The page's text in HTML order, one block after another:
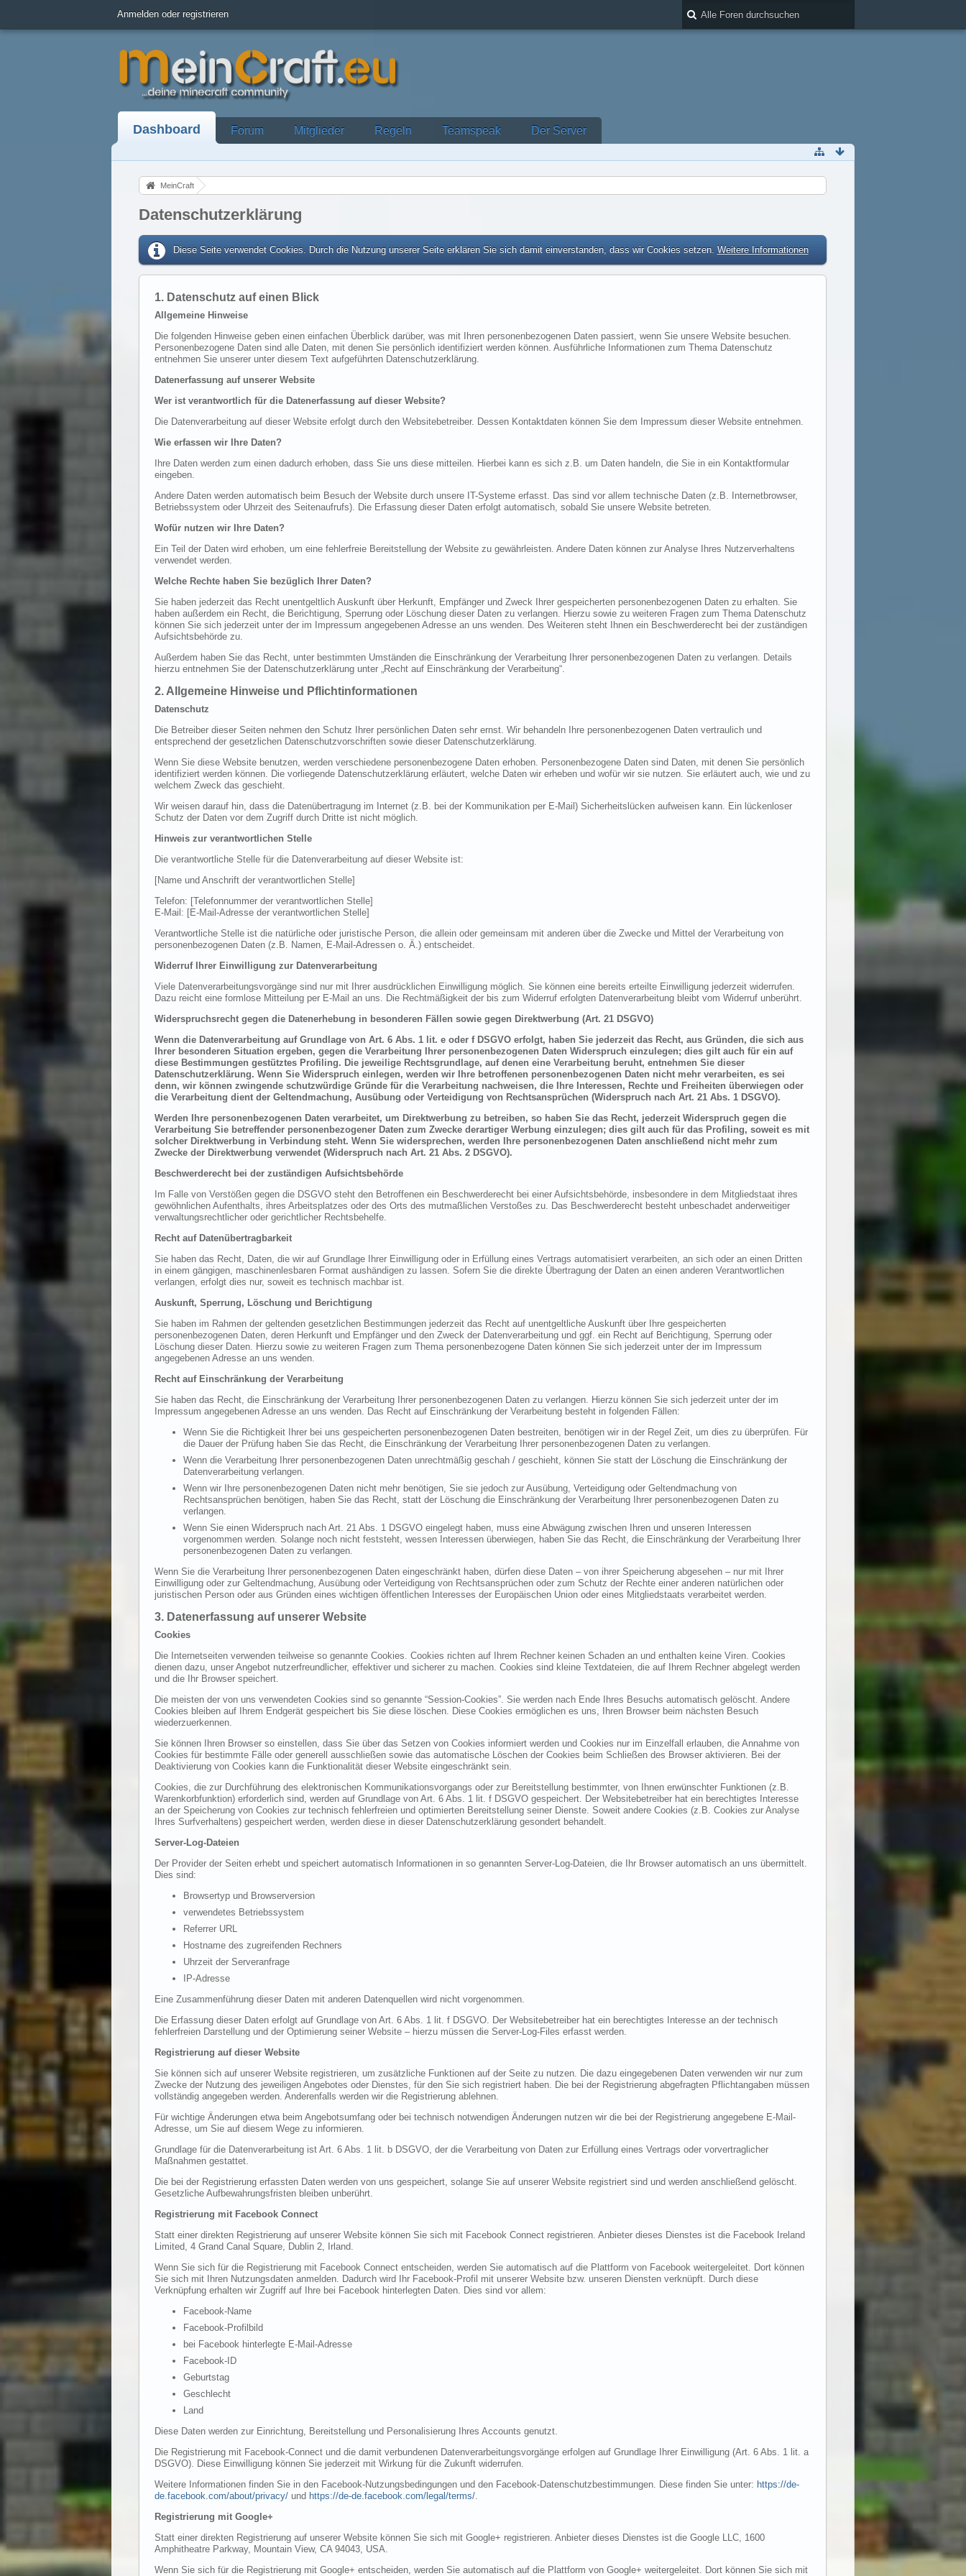
Anmelden oder registrieren
Dashboard Forum Mitglieder Regeln Teamspeak Der Server
MeinCraft
Datenschutzerklärung
Diese Seite verwendet Cookies. Durch die Nutzung unserer Seite erklären Sie sich damit einverstanden, dass wir Cookies setzen. Weitere Informationen
1. Datenschutz auf einen Blick
Allgemeine Hinweise
Die folgenden Hinweise geben einen einfachen Überblick darüber, was mit Ihren personenbezogenen Daten passiert, wenn Sie unsere Website besuchen.
Personenbezogene Daten sind alle Daten, mit denen Sie persönlich identifiziert werden können. Ausführliche Informationen zum Thema Datenschutz
entnehmen Sie unserer unter diesem Text aufgeführten Datenschutzerklärung.
Datenerfassung auf unserer Website
Wer ist verantwortlich für die Datenerfassung auf dieser Website?
Die Datenverarbeitung auf dieser Website erfolgt durch den Websitebetreiber. Dessen Kontaktdaten können Sie dem Impressum dieser Website entnehmen.
Wie erfassen wir Ihre Daten?
Ihre Daten werden zum einen dadurch erhoben, dass Sie uns diese mitteilen. Hierbei kann es sich z.B. um Daten handeln, die Sie in ein Kontaktformular
eingeben.
Andere Daten werden automatisch beim Besuch der Website durch unsere IT-Systeme erfasst. Das sind vor allem technische Daten (z.B. Internetbrowser,
Betriebssystem oder Uhrzeit des Seitenaufrufs). Die Erfassung dieser Daten erfolgt automatisch, sobald Sie unsere Website betreten.
Wofür nutzen wir Ihre Daten?
Ein Teil der Daten wird erhoben, um eine fehlerfreie Bereitstellung der Website zu gewährleisten. Andere Daten können zur Analyse Ihres Nutzerverhaltens
verwendet werden.
Welche Rechte haben Sie bezüglich Ihrer Daten?
Sie haben jederzeit das Recht unentgeltlich Auskunft über Herkunft, Empfänger und Zweck Ihrer gespeicherten personenbezogenen Daten zu erhalten. Sie
haben außerdem ein Recht, die Berichtigung, Sperrung oder Löschung dieser Daten zu verlangen. Hierzu sowie zu weiteren Fragen zum Thema Datenschutz
können Sie sich jederzeit unter der im Impressum angegebenen Adresse an uns wenden. Des Weiteren steht Ihnen ein Beschwerderecht bei der zuständigen
Aufsichtsbehörde zu.
Außerdem haben Sie das Recht, unter bestimmten Umständen die Einschränkung der Verarbeitung Ihrer personenbezogenen Daten zu verlangen. Details
hierzu entnehmen Sie der Datenschutzerklärung unter „Recht auf Einschränkung der Verarbeitung“.
2. Allgemeine Hinweise und Pflichtinformationen
Datenschutz
Die Betreiber dieser Seiten nehmen den Schutz Ihrer persönlichen Daten sehr ernst. Wir behandeln Ihre personenbezogenen Daten vertraulich und
entsprechend der gesetzlichen Datenschutzvorschriften sowie dieser Datenschutzerklärung.
Wenn Sie diese Website benutzen, werden verschiedene personenbezogene Daten erhoben. Personenbezogene Daten sind Daten, mit denen Sie persönlich
identifiziert werden können. Die vorliegende Datenschutzerklärung erläutert, welche Daten wir erheben und wofür wir sie nutzen. Sie erläutert auch, wie und zu
welchem Zweck das geschieht.
Wir weisen darauf hin, dass die Datenübertragung im Internet (z.B. bei der Kommunikation per E-Mail) Sicherheitslücken aufweisen kann. Ein lückenloser
Schutz der Daten vor dem Zugriff durch Dritte ist nicht möglich.
Hinweis zur verantwortlichen Stelle
Die verantwortliche Stelle für die Datenverarbeitung auf dieser Website ist:
[Name und Anschrift der verantwortlichen Stelle]
Telefon: [Telefonnummer der verantwortlichen Stelle]
E-Mail: [E-Mail-Adresse der verantwortlichen Stelle]
Verantwortliche Stelle ist die natürliche oder juristische Person, die allein oder gemeinsam mit anderen über die Zwecke und Mittel der Verarbeitung von
personenbezogenen Daten (z.B. Namen, E-Mail-Adressen o. Ä.) entscheidet.
Widerruf Ihrer Einwilligung zur Datenverarbeitung
Viele Datenverarbeitungsvorgänge sind nur mit Ihrer ausdrücklichen Einwilligung möglich. Sie können eine bereits erteilte Einwilligung jederzeit widerrufen.
Dazu reicht eine formlose Mitteilung per E-Mail an uns. Die Rechtmäßigkeit der bis zum Widerruf erfolgten Datenverarbeitung bleibt vom Widerruf unberührt.
Widerspruchsrecht gegen die Datenerhebung in besonderen Fällen sowie gegen Direktwerbung (Art. 21 DSGVO)
Wenn die Datenverarbeitung auf Grundlage von Art. 6 Abs. 1 lit. e oder f DSGVO erfolgt, haben Sie jederzeit das Recht, aus Gründen, die sich aus
Ihrer besonderen Situation ergeben, gegen die Verarbeitung Ihrer personenbezogenen Daten Widerspruch einzulegen; dies gilt auch für ein auf
diese Bestimmungen gestütztes Profiling. Die jeweilige Rechtsgrundlage, auf denen eine Verarbeitung beruht, entnehmen Sie dieser
Datenschutzerklärung. Wenn Sie Widerspruch einlegen, werden wir Ihre betroffenen personenbezogenen Daten nicht mehr verarbeiten, es sei
denn, wir können zwingende schutzwürdige Gründe für die Verarbeitung nachweisen, die Ihre Interessen, Rechte und Freiheiten überwiegen oder
die Verarbeitung dient der Geltendmachung, Ausübung oder Verteidigung von Rechtsansprüchen (Widerspruch nach Art. 21 Abs. 1 DSGVO).
Werden Ihre personenbezogenen Daten verarbeitet, um Direktwerbung zu betreiben, so haben Sie das Recht, jederzeit Widerspruch gegen die
Verarbeitung Sie betreffender personenbezogener Daten zum Zwecke derartiger Werbung einzulegen; dies gilt auch für das Profiling, soweit es mit
solcher Direktwerbung in Verbindung steht. Wenn Sie widersprechen, werden Ihre personenbezogenen Daten anschließend nicht mehr zum
Zwecke der Direktwerbung verwendet (Widerspruch nach Art. 21 Abs. 2 DSGVO).
Beschwerderecht bei der zuständigen Aufsichtsbehörde
Im Falle von Verstößen gegen die DSGVO steht den Betroffenen ein Beschwerderecht bei einer Aufsichtsbehörde, insbesondere in dem Mitgliedstaat ihres
gewöhnlichen Aufenthalts, ihres Arbeitsplatzes oder des Orts des mutmaßlichen Verstoßes zu. Das Beschwerderecht besteht unbeschadet anderweitiger
verwaltungsrechtlicher oder gerichtlicher Rechtsbehelfe.
Recht auf Datenübertragbarkeit
Sie haben das Recht, Daten, die wir auf Grundlage Ihrer Einwilligung oder in Erfüllung eines Vertrags automatisiert verarbeiten, an sich oder an einen Dritten
in einem gängigen, maschinenlesbaren Format aushändigen zu lassen. Sofern Sie die direkte Übertragung der Daten an einen anderen Verantwortlichen
verlangen, erfolgt dies nur, soweit es technisch machbar ist.
Auskunft, Sperrung, Löschung und Berichtigung
Sie haben im Rahmen der geltenden gesetzlichen Bestimmungen jederzeit das Recht auf unentgeltliche Auskunft über Ihre gespeicherten
personenbezogenen Daten, deren Herkunft und Empfänger und den Zweck der Datenverarbeitung und ggf. ein Recht auf Berichtigung, Sperrung oder
Löschung dieser Daten. Hierzu sowie zu weiteren Fragen zum Thema personenbezogene Daten können Sie sich jederzeit unter der im Impressum
angegebenen Adresse an uns wenden.
Recht auf Einschränkung der Verarbeitung
Sie haben das Recht, die Einschränkung der Verarbeitung Ihrer personenbezogenen Daten zu verlangen. Hierzu können Sie sich jederzeit unter der im
Impressum angegebenen Adresse an uns wenden. Das Recht auf Einschränkung der Verarbeitung besteht in folgenden Fällen:
Wenn Sie die Richtigkeit Ihrer bei uns gespeicherten personenbezogenen Daten bestreiten, benötigen wir in der Regel Zeit, um dies zu überprüfen. Für
die Dauer der Prüfung haben Sie das Recht, die Einschränkung der Verarbeitung Ihrer personenbezogenen Daten zu verlangen.
Wenn die Verarbeitung Ihrer personenbezogenen Daten unrechtmäßig geschah / geschieht, können Sie statt der Löschung die Einschränkung der
Datenverarbeitung verlangen.
Wenn wir Ihre personenbezogenen Daten nicht mehr benötigen, Sie sie jedoch zur Ausübung, Verteidigung oder Geltendmachung von
Rechtsansprüchen benötigen, haben Sie das Recht, statt der Löschung die Einschränkung der Verarbeitung Ihrer personenbezogenen Daten zu
verlangen.
Wenn Sie einen Widerspruch nach Art. 21 Abs. 1 DSGVO eingelegt haben, muss eine Abwägung zwischen Ihren und unseren Interessen
vorgenommen werden. Solange noch nicht feststeht, wessen Interessen überwiegen, haben Sie das Recht, die Einschränkung der Verarbeitung Ihrer
personenbezogenen Daten zu verlangen.
Wenn Sie die Verarbeitung Ihrer personenbezogenen Daten eingeschränkt haben, dürfen diese Daten – von ihrer Speicherung abgesehen – nur mit Ihrer
Einwilligung oder zur Geltendmachung, Ausübung oder Verteidigung von Rechtsansprüchen oder zum Schutz der Rechte einer anderen natürlichen oder
juristischen Person oder aus Gründen eines wichtigen öffentlichen Interesses der Europäischen Union oder eines Mitgliedstaats verarbeitet werden.
3. Datenerfassung auf unserer Website
Cookies
Die Internetseiten verwenden teilweise so genannte Cookies. Cookies richten auf Ihrem Rechner keinen Schaden an und enthalten keine Viren. Cookies
dienen dazu, unser Angebot nutzerfreundlicher, effektiver und sicherer zu machen. Cookies sind kleine Textdateien, die auf Ihrem Rechner abgelegt werden
und die Ihr Browser speichert.
Die meisten der von uns verwendeten Cookies sind so genannte “Session-Cookies”. Sie werden nach Ende Ihres Besuchs automatisch gelöscht. Andere
Cookies bleiben auf Ihrem Endgerät gespeichert bis Sie diese löschen. Diese Cookies ermöglichen es uns, Ihren Browser beim nächsten Besuch
wiederzuerkennen.
Sie können Ihren Browser so einstellen, dass Sie über das Setzen von Cookies informiert werden und Cookies nur im Einzelfall erlauben, die Annahme von
Cookies für bestimmte Fälle oder generell ausschließen sowie das automatische Löschen der Cookies beim Schließen des Browser aktivieren. Bei der
Deaktivierung von Cookies kann die Funktionalität dieser Website eingeschränkt sein.
Cookies, die zur Durchführung des elektronischen Kommunikationsvorgangs oder zur Bereitstellung bestimmter, von Ihnen erwünschter Funktionen (z.B.
Warenkorbfunktion) erforderlich sind, werden auf Grundlage von Art. 6 Abs. 1 lit. f DSGVO gespeichert. Der Websitebetreiber hat ein berechtigtes Interesse
an der Speicherung von Cookies zur technisch fehlerfreien und optimierten Bereitstellung seiner Dienste. Soweit andere Cookies (z.B. Cookies zur Analyse
Ihres Surfverhaltens) gespeichert werden, werden diese in dieser Datenschutzerklärung gesondert behandelt.
Server-Log-Dateien
Der Provider der Seiten erhebt und speichert automatisch Informationen in so genannten Server-Log-Dateien, die Ihr Browser automatisch an uns übermittelt.
Dies sind:
Browsertyp und Browserversion
verwendetes Betriebssystem
Referrer URL
Hostname des zugreifenden Rechners
Uhrzeit der Serveranfrage
IP-Adresse
Eine Zusammenführung dieser Daten mit anderen Datenquellen wird nicht vorgenommen.
Die Erfassung dieser Daten erfolgt auf Grundlage von Art. 6 Abs. 1 lit. f DSGVO. Der Websitebetreiber hat ein berechtigtes Interesse an der technisch
fehlerfreien Darstellung und der Optimierung seiner Website – hierzu müssen die Server-Log-Files erfasst werden.
Registrierung auf dieser Website
Sie können sich auf unserer Website registrieren, um zusätzliche Funktionen auf der Seite zu nutzen. Die dazu eingegebenen Daten verwenden wir nur zum
Zwecke der Nutzung des jeweiligen Angebotes oder Dienstes, für den Sie sich registriert haben. Die bei der Registrierung abgefragten Pflichtangaben müssen
vollständig angegeben werden. Anderenfalls werden wir die Registrierung ablehnen.
Für wichtige Änderungen etwa beim Angebotsumfang oder bei technisch notwendigen Änderungen nutzen wir die bei der Registrierung angegebene E-Mail-
Adresse, um Sie auf diesem Wege zu informieren.
Grundlage für die Datenverarbeitung ist Art. 6 Abs. 1 lit. b DSGVO, der die Verarbeitung von Daten zur Erfüllung eines Vertrags oder vorvertraglicher
Maßnahmen gestattet.
Die bei der Registrierung erfassten Daten werden von uns gespeichert, solange Sie auf unserer Website registriert sind und werden anschließend gelöscht.
Gesetzliche Aufbewahrungsfristen bleiben unberührt.
Registrierung mit Facebook Connect
Statt einer direkten Registrierung auf unserer Website können Sie sich mit Facebook Connect registrieren. Anbieter dieses Dienstes ist die Facebook Ireland
Limited, 4 Grand Canal Square, Dublin 2, Irland.
Wenn Sie sich für die Registrierung mit Facebook Connect entscheiden, werden Sie automatisch auf die Plattform von Facebook weitergeleitet. Dort können
Sie sich mit Ihren Nutzungsdaten anmelden. Dadurch wird Ihr Facebook-Profil mit unserer Website bzw. unseren Diensten verknüpft. Durch diese
Verknüpfung erhalten wir Zugriff auf Ihre bei Facebook hinterlegten Daten. Dies sind vor allem:
Facebook-Name
Facebook-Profilbild
bei Facebook hinterlegte E-Mail-Adresse
Facebook-ID
Geburtstag
Geschlecht
Land
Diese Daten werden zur Einrichtung, Bereitstellung und Personalisierung Ihres Accounts genutzt.
Die Registrierung mit Facebook-Connect und die damit verbundenen Datenverarbeitungsvorgänge erfolgen auf Grundlage Ihrer Einwilligung (Art. 6 Abs. 1 lit. a
DSGVO). Diese Einwilligung können Sie jederzeit mit Wirkung für die Zukunft widerrufen.
Weitere Informationen finden Sie in den Facebook-Nutzungsbedingungen und den Facebook-Datenschutzbestimmungen. Diese finden Sie unter: https://de-
de.facebook.com/about/privacy/und https://de-de.facebook.com/legal/terms/.
Registrierung mit Google+
Statt einer direkten Registrierung auf unserer Website können Sie sich mit Google+ registrieren. Anbieter dieses Dienstes ist die Google LLC, 1600
Amphitheatre Parkway, Mountain View, CA 94043, USA.
Wenn Sie sich für die Registrierung mit Google+ entscheiden, werden Sie automatisch auf die Plattform von Google+ weitergeleitet. Dort können Sie sich mit